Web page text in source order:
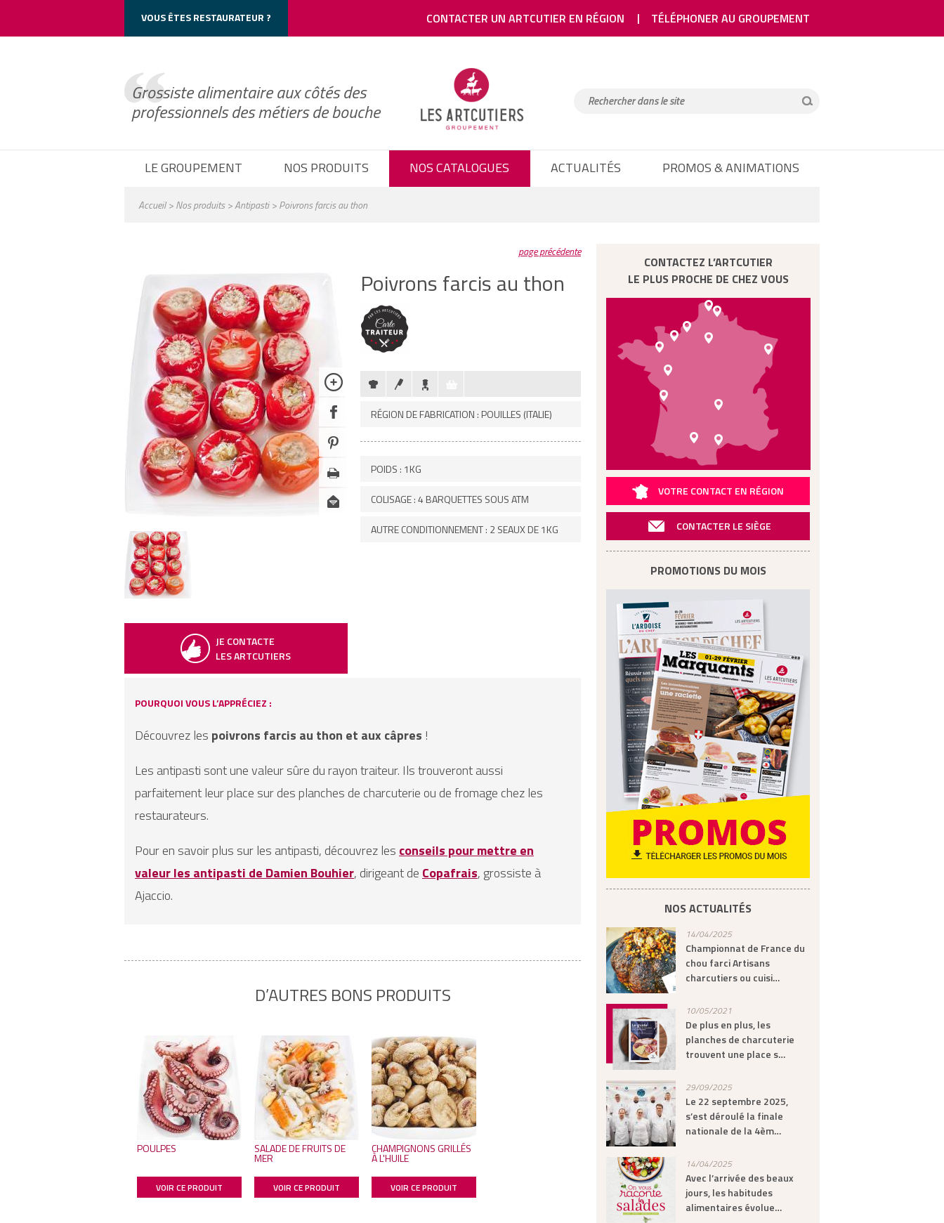
Cookie_Notice()->frontend->wp_print_header_scripts();
VOUS ÊTES RESTAURATEUR ? CONTACTER UN ARTCUTIER EN RÉGION TÉLÉPHONER AU GROUPEMENT
Grossiste alimentaire aux côtés des
professionnels des métiers de bouche
LE GROUPEMENT NOS PRODUITS NOS CATALOGUES ACTUALITÉS PROMOS & ANIMATIONS
Accueil>Nos produits>Antipasti> Poivrons farcis au thon
page précédente
JE CONTACTE
LES ARTCUTIERS
Poivrons farcis au thon
RÉGION DE FABRICATION : POUILLES (ITALIE)
POIDS : 1KG
COLISAGE : 4 BARQUETTES SOUS ATM
AUTRE CONDITIONNEMENT : 2 SEAUX DE 1KG
POURQUOI VOUS L’APPRÉCIEZ :
Découvrez les poivrons farcis au thon et aux câpres !
Les antipasti sont une valeur sûre du rayon traiteur. Ils trouveront aussi
parfaitement leur place sur des planches de charcuterie ou de fromage chez les
restaurateurs.
Pour en savoir plus sur les antipasti, découvrez les conseils pour mettre en
valeur les antipasti de Damien Bouhier, dirigeant de Copafrais, grossiste à
Ajaccio.
D’AUTRES BONS PRODUITS
POULPES
VOIR CE PRODUIT
SALADE DE FRUITS DE
MER
VOIR CE PRODUIT
CHAMPIGNONS GRILLÉS
À L'HUILE
VOIR CE PRODUIT
CONTACTEZ L’ARTCUTIER
LE PLUS PROCHE DE CHEZ VOUS
VOTRE CONTACT EN RÉGION
CONTACTER LE SIÈGE
PROMOTIONS DU MOIS
NOS ACTUALITÉS
14/04/2025
Championnat de France du
chou farci Artisans
charcutiers ou cuisi…
10/05/2021
De plus en plus, les
planches de charcuterie
trouvent une place s…
29/09/2025
Le 22 septembre 2025,
s’est déroulé la finale
nationale de la 4èm…
14/04/2025
Avec l’arrivée des beaux
jours, les habitudes
alimentaires évolue…